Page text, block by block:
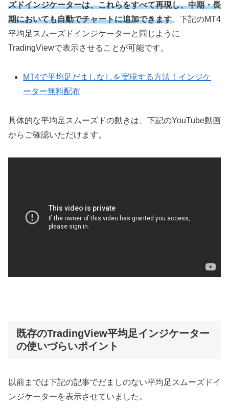
ズドインジケーターは、これらをすべて再現し、中期・長
期においても自動でチャートに追加できます。下記のMT4
平均足スムーズドインジケーターと同じように
TradingViewで表示させることが可能です。
MT4で平均足だましなしを実現する方法！インジケ
ーター無料配布
具体的な平均足スムーズドの動きは、下記のYouTube動画
からご確認いただけます。
既存のTradingView平均足インジケーター
の使いづらいポイント
以前までは下記の記事でだましのない平均足スムーズドイ
ンジケーターを表示させていました。